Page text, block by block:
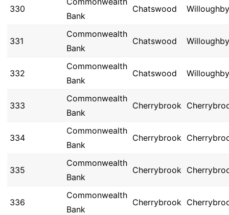
330
Bank
Chatswood Willoughby
331
Commonwealth
Bank
Chatswood Willoughby
332
Commonwealth
Bank
Chatswood Willoughby
333
Commonwealth
Bank
Cherrybrook
334
Commonwealth
Bank
Cherrybrook
335
Commonwealth
Bank
Cherrybrook
336
Commonwealth
Bank
Cherrybrook